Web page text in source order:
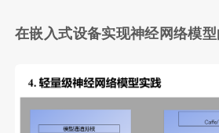
在嵌入式设备实现神经网络模